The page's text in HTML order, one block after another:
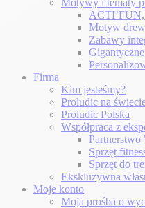
Motywy i tematy
ACTI’FUN,
Motyw
Zabawy
Firma
Kim jesteśmy?
Proludic na
Proludic Polska
Współpraca z
Sprzęt
Sprzęt do
Ekskluzywna
Moje konto
Moja prośba o